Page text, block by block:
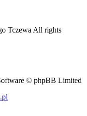
Tczewa All rights
© phpBB Limited